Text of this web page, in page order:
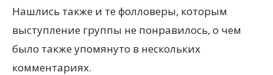
Нашлись также и те фолловеры, которым
выступление группы не понравилось, о чем
было также упомянуто в нескольких
комментариях.